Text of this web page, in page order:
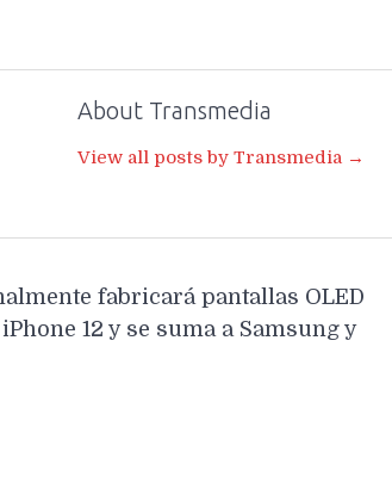
About Transmedia
View all posts by Transmedia →
fabricará pantallas OLED
12 y se suma a Samsung y